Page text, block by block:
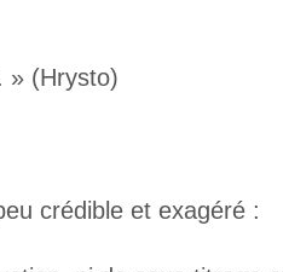
» (Hrysto)
crédible et exagéré :